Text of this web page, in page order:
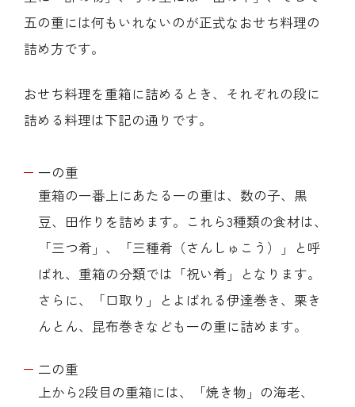
五の重には何もいれないのが正式なおせち料理の
詰め方です。
おせち料理を重箱に詰めるとき、それぞれの段に
詰める料理は下記の通りです。
一の重
重箱の一番上にあたる一の重は、数の子、黒
豆、田作りを詰めます。これら3種類の食材は、
「三つ肴」、「三種肴（さんしゅこう）」と呼
ばれ、重箱の分類では「祝い肴」となります。
さらに、「口取り」とよばれる伊達巻き、栗き
んとん、昆布巻きなども一の重に詰めます。
二の重
上から2段目の重箱には、「焼き物」の海老、